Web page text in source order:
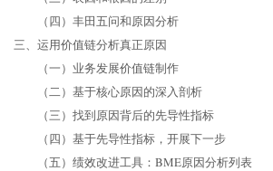
（四）丰田五问和原因分析
三、运用价值链分析真正原因
（一）业务发展价值链制作
（二）基于核心原因的深入剖析
（三）找到原因背后的先导性指标
（四）基于先导性指标，开展下一步
（五）绩效改进工具：BME原因分析列表